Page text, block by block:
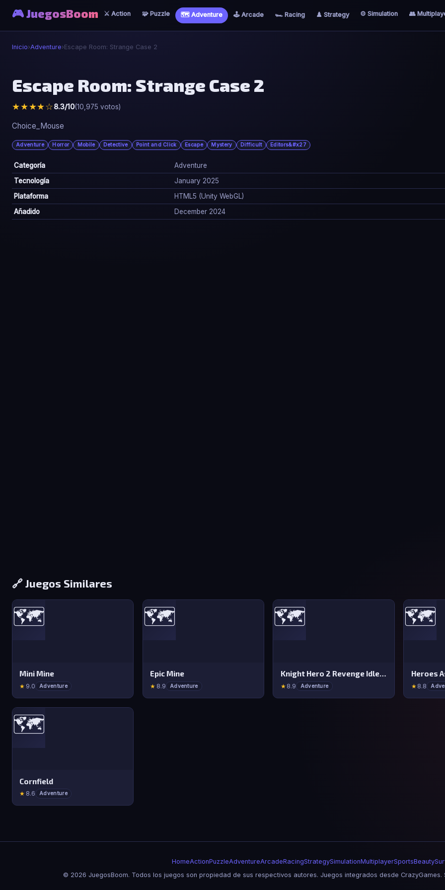
🎮 JuegosBoom ⚔️ Action 🧩 Puzzle 🗺️ Adventure 🕹️ Arcade 🏎️ Racing ♟️ Strategy ⚙️ Simulation 👥
Inicio›Adventure›Escape Room: Strange Case 2
🗺️
Escape Room: Strange Case 2
Escape Room: Strange Case 2
★★★★☆8.3/10(10,975 votos)
Choice_Mouse
Adventure Horror Mobile Detective Point and Click Escape Mystery Difficult Editors&#x27
Categoría
Adventure
Tecnología
January 2025
Plataforma
HTML5 (Unity WebGL)
Añadido
December 2024
🔗 Juegos Similares
🗺️
Mini Mine
★ 9.0 Adventure
🗺️
Epic Mine
★ 8.9 Adventure
🗺️
Knight Hero 2 Revenge Idle RPG
★ 8.9 Adventure
🗺️
Heroes
★ 8.8
🗺️
Cornfield
★ 8.6 Adventure
HomeActionPuzzleAdventureArcadeRacingStrategySimulationMultiplayerSportsBeauty
© 2026 JuegosBoom. Todos los juegos son propiedad de sus respectivos autores. Juegos integrados desde